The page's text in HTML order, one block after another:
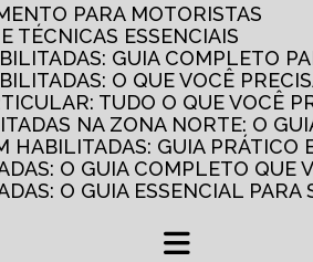
PARA MOTORISTAS
TÉCNICAS ESSENCIAIS
GUIA COMPLETO
O QUE VOCÊ
TUDO O QUE VOCÊ
NA ZONA NORTE: O
HABILITADAS: GUIA PRÁTICO
O GUIA COMPLETO QUE
O GUIA ESSENCIAL PARA